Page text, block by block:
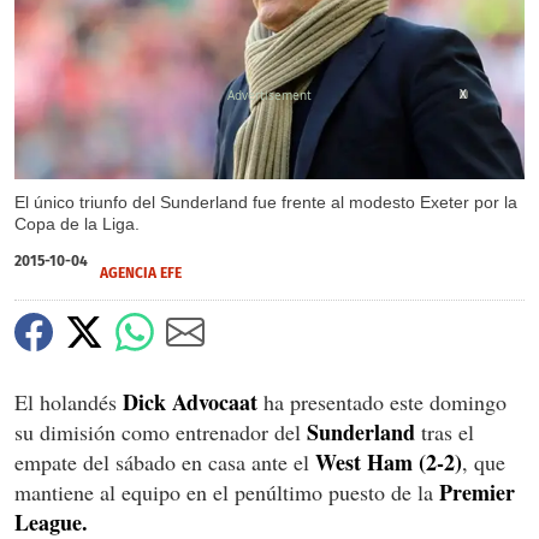
El único triunfo del Sunderland fue frente al modesto Exeter por la
Copa de la Liga.
X
2015-10-04
AGENCIA EFE
El holandés Dick Advocaat ha presentado este domingo
su dimisión como entrenador del Sunderland tras el
empate del sábado en casa ante el West Ham (2-2), que
mantiene al equipo en el penúltimo puesto de la Premier
League.